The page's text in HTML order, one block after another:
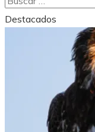
Destacados